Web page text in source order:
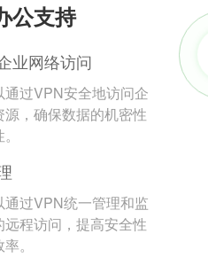
公支持
业网络访问
通过VPN安全地访问企
源，确保数据的机密性
通过VPN统一管理和监
远程访问，提高安全性
。